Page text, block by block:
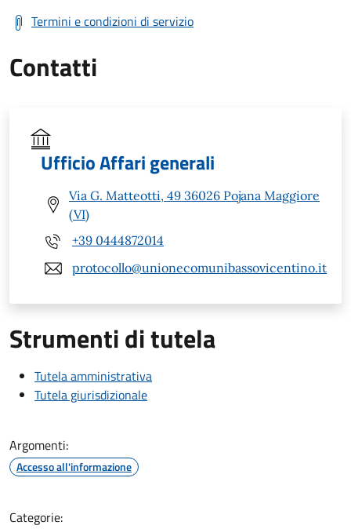
Termini e condizioni di servizio
Contatti
Ufficio Affari generali
Via G. Matteotti, 49 36026 Pojana Maggiore
(VI)
+39 0444872014
protocollo@unionecomunibassovicentino.it
Strumenti di tutela
Tutela amministrativa
Tutela giurisdizionale
Argomenti:
Accesso all'informazione
Categorie: